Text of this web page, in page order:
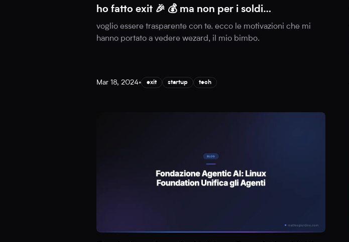
ho fatto exit 🎉 💰 ma non per i soldi…
voglio essere trasparente con te. ecco le motivazioni che mi
hanno portato a vedere wezard, il mio bimbo.
Mar 18, 2024• exit startup tech